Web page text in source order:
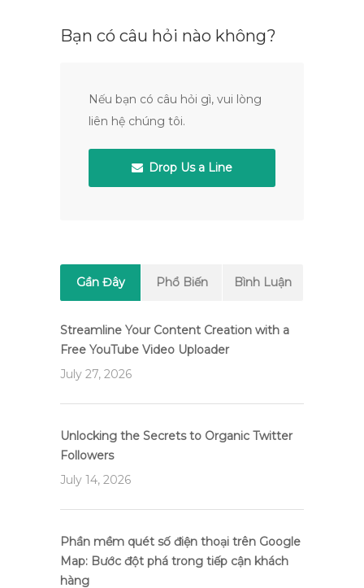
Bạn có câu hỏi nào không?
Nếu bạn có câu hỏi gì, vui lòng
liên hệ chúng tôi.
Drop Us a Line
Gần Đây Phổ Biến Bình Luận
Streamline Your Content Creation with a
Free YouTube Video Uploader
July 27, 2026
Unlocking the Secrets to Organic Twitter
Followers
July 14, 2026
Phần mềm quét số điện thoại trên Google
Map: Bước đột phá trong tiếp cận khách
hàng